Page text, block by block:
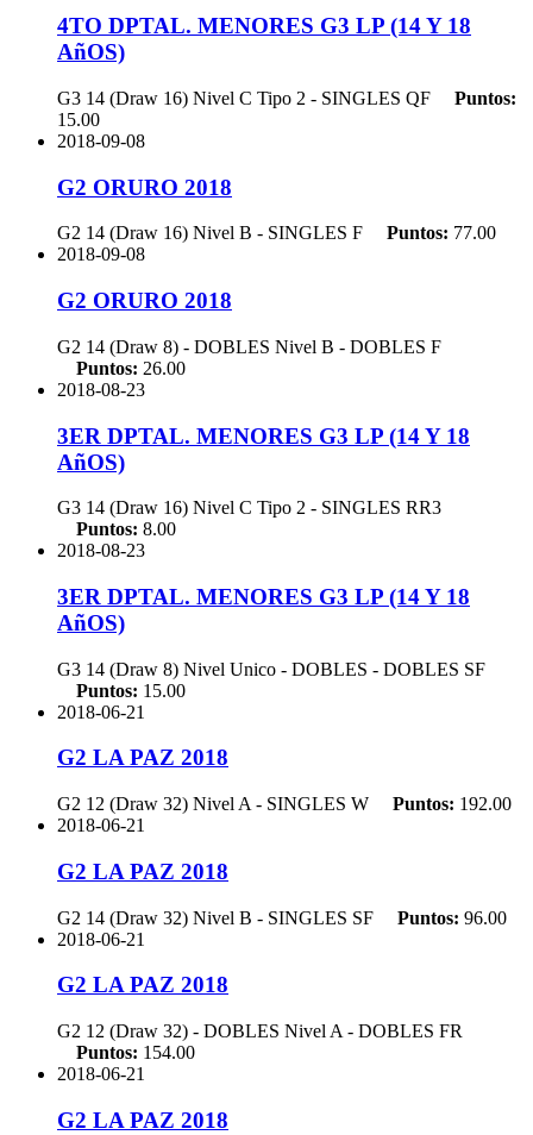
4TO DPTAL. MENORES G3 LP (14 Y 18
AñOS)
G3 14 (Draw 16) Nivel C Tipo 2 - SINGLES QF
Puntos:
15.00
2018-09-08
G2 ORURO 2018
G2 14 (Draw 16) Nivel B - SINGLES F Puntos: 77.00
2018-09-08
G2 ORURO 2018
G2 14 (Draw 8) - DOBLES Nivel B - DOBLES F
Puntos: 26.00
2018-08-23
3ER DPTAL. MENORES G3 LP (14 Y 18
AñOS)
G3 14 (Draw 16) Nivel C Tipo 2 - SINGLES RR3
Puntos: 8.00
2018-08-23
3ER DPTAL. MENORES G3 LP (14 Y 18
AñOS)
G3 14 (Draw 8) Nivel Unico - DOBLES - DOBLES SF
Puntos: 15.00
2018-06-21
G2 LA PAZ 2018
G2 12 (Draw 32) Nivel A - SINGLES W Puntos: 192.00
2018-06-21
G2 LA PAZ 2018
G2 14 (Draw 32) Nivel B - SINGLES SF Puntos: 96.00
2018-06-21
G2 LA PAZ 2018
G2 12 (Draw 32) - DOBLES Nivel A - DOBLES FR
Puntos: 154.00
2018-06-21
G2 LA PAZ 2018